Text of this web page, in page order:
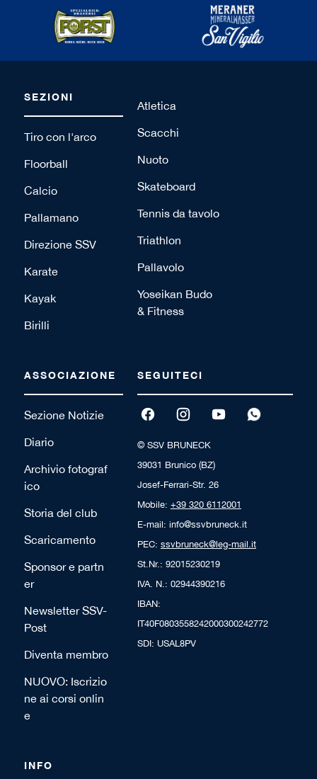
SEZIONI
Tiro con l'arco
Floorball
Calcio
Pallamano
Direzione SSV
Karate
Kayak
Birilli
Atletica
Scacchi
Nuoto
Skateboard
Tennis da tavolo
Triathlon
Pallavolo
Yoseikan Budo
& Fitness
ASSOCIAZIONE
Sezione Notizie
Diario
Archivio fotograf
ico
Storia del club
Scaricamento
Sponsor e partn
er
Newsletter SSV-
Post
Diventa membro
NUOVO: Iscrizio
ne ai corsi onlin
e
SEGUITECI
© SSV BRUNECK
39031 Brunico (BZ)
Josef-Ferrari-Str. 26
Mobile: +39 320 6112001
E-mail: info@ssvbruneck.it
PEC: ssvbruneck@leg-mail.it
St.Nr.: 92015230219
IVA. N.: 02944390216
IBAN:
IT40F0803558242000300242772
SDI: USAL8PV
INFO